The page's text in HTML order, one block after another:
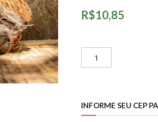
R$10,85
INFORME SEU CEP